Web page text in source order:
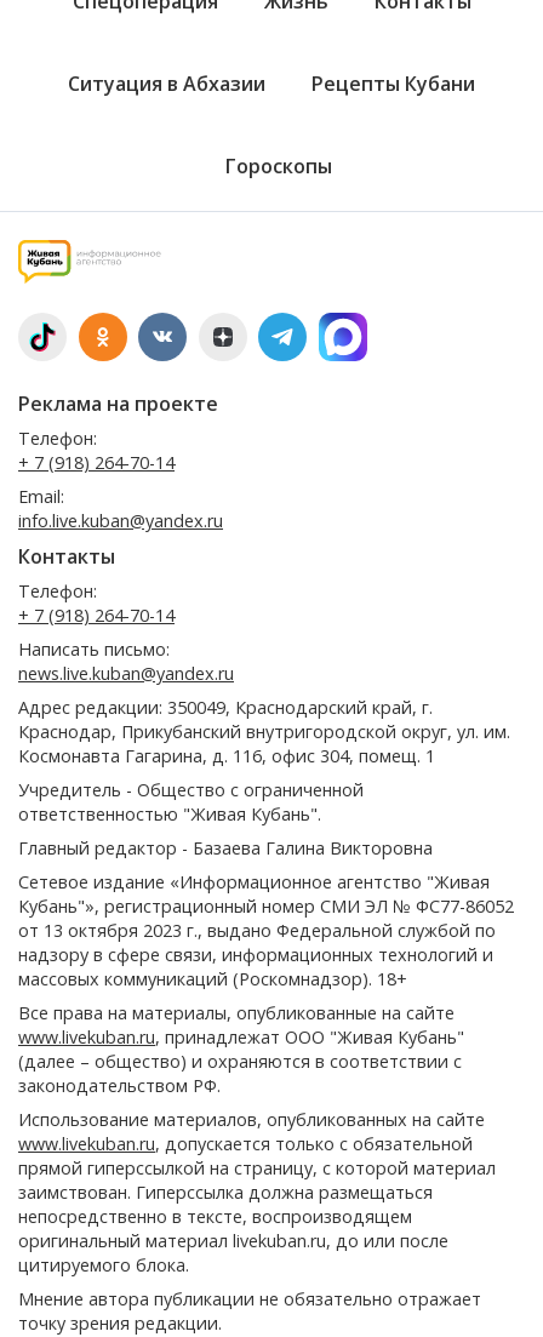
Ситуация в Абхазии Рецепты Кубани
Гороскопы
Реклама на проекте
Телефон:
+ 7 (918) 264-70-14
Email:
info.live.kuban@yandex.ru
Контакты
Телефон:
+ 7 (918) 264-70-14
Написать письмо:
news.live.kuban@yandex.ru
Адрес редакции: 350049, Краснодарский край, г.
Краснодар, Прикубанский внутригородской округ, ул. им.
Космонавта Гагарина, д. 116, офис 304, помещ. 1
Учредитель - Общество с ограниченной
ответственностью "Живая Кубань".
Главный редактор - Базаева Галина Викторовна
Сетевое издание «Информационное агентство "Живая
Кубань"», регистрационный номер СМИ ЭЛ № ФС77-86052
от 13 октября 2023 г., выдано Федеральной службой по
надзору в сфере связи, информационных технологий и
массовых коммуникаций (Роскомнадзор). 18+
Все права на материалы, опубликованные на сайте
www.livekuban.ru, принадлежат ООО "Живая Кубань"
(далее – общество) и охраняются в соответствии с
законодательством РФ.
Использование материалов, опубликованных на сайте
www.livekuban.ru, допускается только с обязательной
прямой гиперссылкой на страницу, с которой материал
заимствован. Гиперссылка должна размещаться
непосредственно в тексте, воспроизводящем
оригинальный материал livekuban.ru, до или после
цитируемого блока.
Мнение автора публикации не обязательно отражает
точку зрения редакции.